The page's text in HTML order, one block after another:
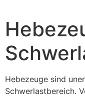
Hebezeuge sind
Schwerlastbereich.